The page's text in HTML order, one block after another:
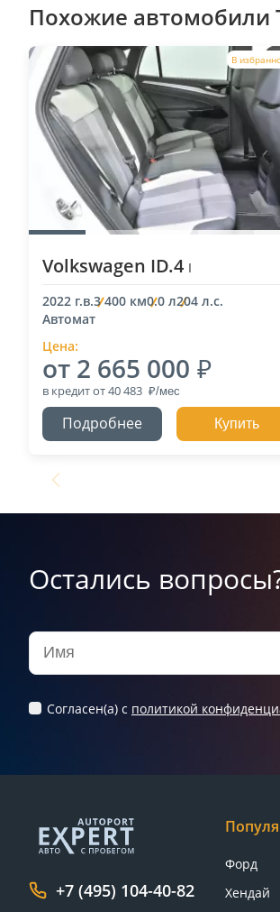
Похожие автомобили
В
Volkswagen ID.4 I
2022 г.в.3 400 км0.0 л204 л.с.
Автомат
Цена:
от 2 665 000
в кредитот 40 483
Подробнее Купить
Остались
Согласен(а) c политикой
+7 (495) 104-40-82
Форд
Хендай